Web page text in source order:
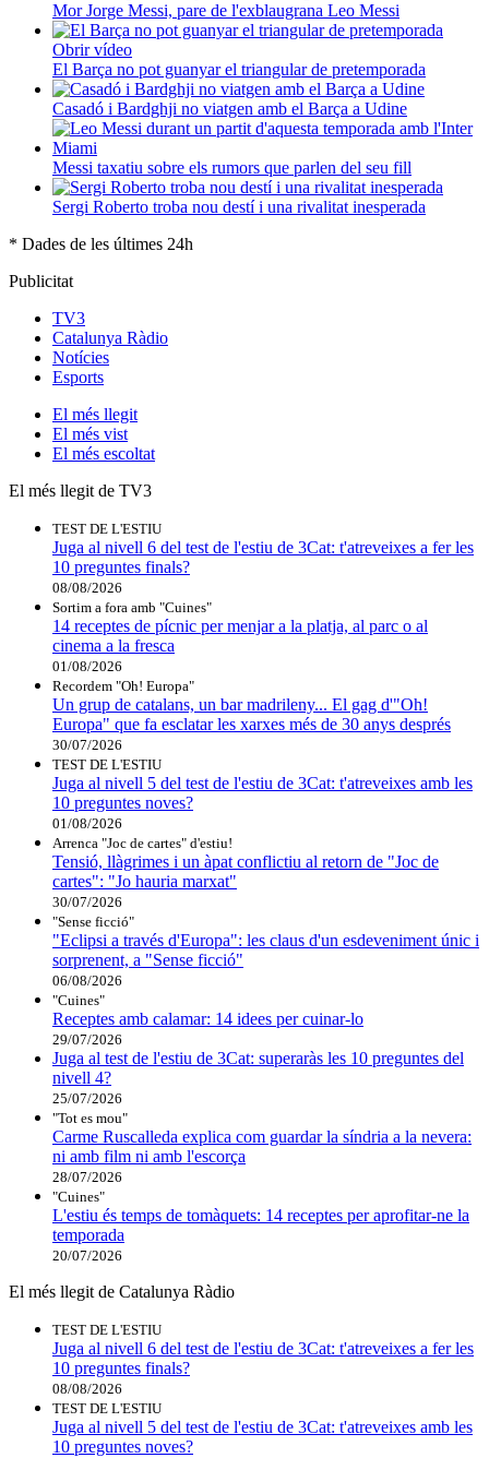
Mor Jorge Messi, pare de l'exblaugrana Leo Messi
Obrir vídeo
El Barça no pot guanyar el triangular de pretemporada
Casadó i Bardghji no viatgen amb el Barça a Udine
Messi taxatiu sobre els rumors que parlen del seu fill
Sergi Roberto troba nou destí i una rivalitat inesperada
* Dades de les últimes 24h
Publicitat
TV3
Catalunya Ràdio
Notícies
Esports
El més llegit
El més vist
El més escoltat
El més llegit de TV3
TEST DE L'ESTIU
Juga al nivell 6 del test de l'estiu de 3Cat: t'atreveixes a fer les
10 preguntes finals?
08/08/2026
Sortim a fora amb "Cuines"
14 receptes de pícnic per menjar a la platja, al parc o al
cinema a la fresca
01/08/2026
Recordem "Oh! Europa"
Un grup de catalans, un bar madrileny... El gag d'"Oh!
Europa" que fa esclatar les xarxes més de 30 anys després
30/07/2026
TEST DE L'ESTIU
Juga al nivell 5 del test de l'estiu de 3Cat: t'atreveixes amb les
10 preguntes noves?
01/08/2026
Arrenca "Joc de cartes" d'estiu!
Tensió, llàgrimes i un àpat conflictiu al retorn de "Joc de
cartes": "Jo hauria marxat"
30/07/2026
"Sense ficció"
"Eclipsi a través d'Europa": les claus d'un esdeveniment únic i
sorprenent, a "Sense ficció"
06/08/2026
"Cuines"
Receptes amb calamar: 14 idees per cuinar-lo
29/07/2026
Juga al test de l'estiu de 3Cat: superaràs les 10 preguntes del
nivell 4?
25/07/2026
"Tot es mou"
Carme Ruscalleda explica com guardar la síndria a la nevera:
ni amb film ni amb l'escorça
28/07/2026
"Cuines"
L'estiu és temps de tomàquets: 14 receptes per aprofitar-ne la
temporada
20/07/2026
El més llegit de Catalunya Ràdio
TEST DE L'ESTIU
Juga al nivell 6 del test de l'estiu de 3Cat: t'atreveixes a fer les
10 preguntes finals?
08/08/2026
TEST DE L'ESTIU
Juga al nivell 5 del test de l'estiu de 3Cat: t'atreveixes amb les
10 preguntes noves?